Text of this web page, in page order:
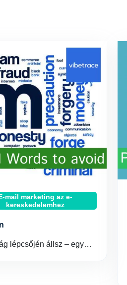
mail marketing az e-
kereskedelemhez
lépcsőjén állsz – egy…